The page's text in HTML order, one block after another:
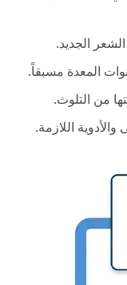
الجديد.
المعدة مسبقاً.
من التلوث.
اللازمة.